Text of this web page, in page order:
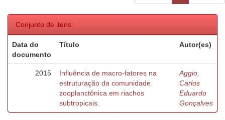
Conjunto de itens:
Data do
documento
Título Autor(es)
2015
Influência de macro-fatores na
estruturação da comunidade
zooplanctônica em riachos
subtropicais.
Aggio,
Carlos
Eduardo
Gonçalves